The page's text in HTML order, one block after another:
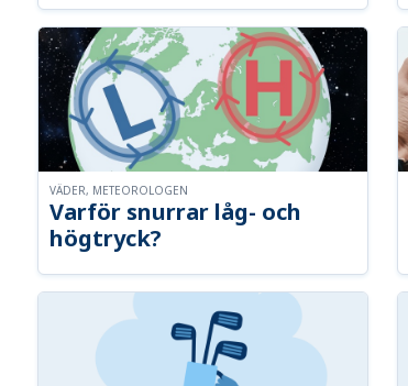
Varför snurrar låg- och
högtryck?
VÄDER, METEOROLOGEN